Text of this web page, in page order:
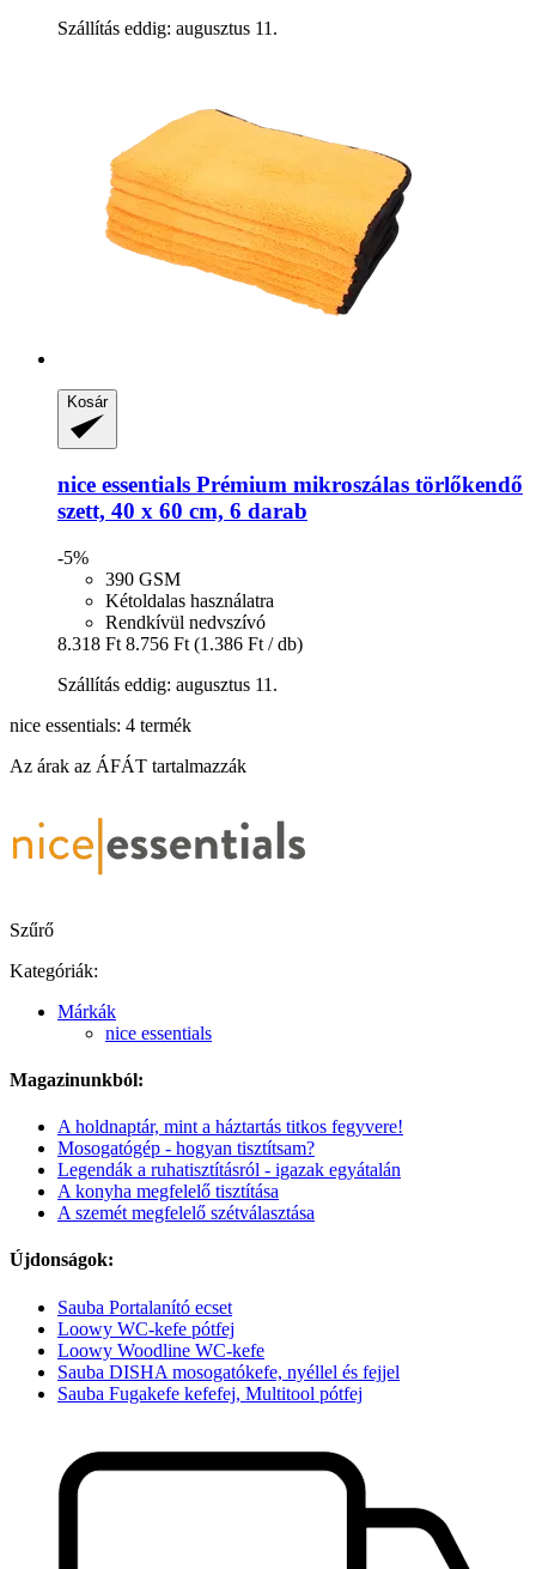
Szállítás eddig: augusztus 11.
Kosár
nice essentials Prémium mikroszálas törlőkendő
szett, 40 x 60 cm, 6 darab
-5%
390 GSM
Kétoldalas használatra
Rendkívül nedvszívó
8.318 Ft 8.756 Ft (1.386 Ft / db)
Szállítás eddig: augusztus 11.
nice essentials: 4 termék
Az árak az ÁFÁT tartalmazzák
Szűrő
Kategóriák:
Márkák
nice essentials
Magazinunkból:
A holdnaptár, mint a háztartás titkos fegyvere!
Mosogatógép - hogyan tisztítsam?
Legendák a ruhatisztításról - igazak egyátalán
A konyha megfelelő tisztítása
A szemét megfelelő szétválasztása
Újdonságok:
Sauba Portalanító ecset
Loowy WC-kefe pótfej
Loowy Woodline WC-kefe
Sauba DISHA mosogatókefe, nyéllel és fejjel
Sauba Fugakefe kefefej, Multitool pótfej